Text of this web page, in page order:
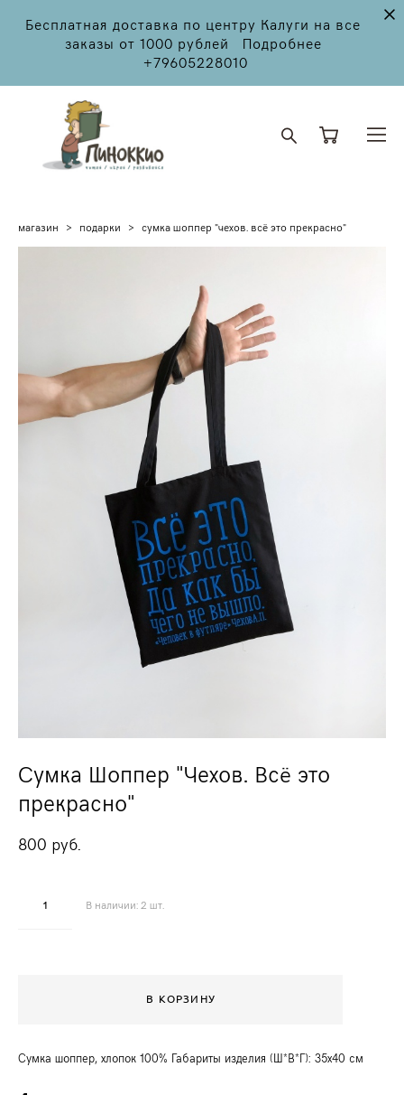
Бесплатная доставка по центру Калуги на все
заказы от 1000 рублей Подробнее
+79605228010
магазин > подарки > сумка шоппер "чехов. всё это прекрасно"
Сумка Шоппер "Чехов. Всё это
прекрасно"
800 pуб.
В наличии: 2 шт.
В КОРЗИНУ
Сумка шоппер, хлопок 100% Габариты изделия (Ш*В*Г): 35х40 см